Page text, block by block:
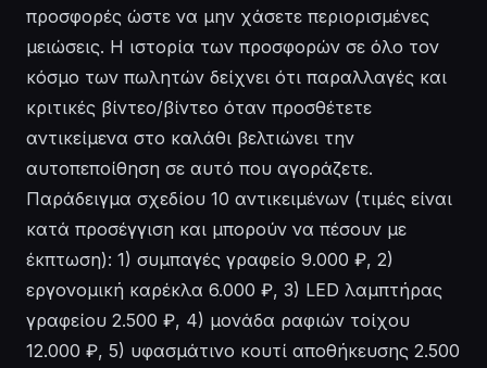
προσφορές ώστε να μην χάσετε περιορισμένες
μειώσεις. Η ιστορία των προσφορών σε όλο τον
κόσμο των πωλητών δείχνει ότι παραλλαγές και
κριτικές βίντεο/βίντεο όταν προσθέτετε
αντικείμενα στο καλάθι βελτιώνει την
αυτοπεποίθηση σε αυτό που αγοράζετε.
Παράδειγμα σχεδίου 10 αντικειμένων (τιμές είναι
κατά προσέγγιση και μπορούν να πέσουν με
έκπτωση): 1) συμπαγές γραφείο 9.000 ₽, 2)
εργονομική καρέκλα 6.000 ₽, 3) LED λαμπτήρας
γραφείου 2.500 ₽, 4) μονάδα ραφιών τοίχου
12.000 ₽, 5) υφασμάτινο κουτί αποθήκευσης 2.500